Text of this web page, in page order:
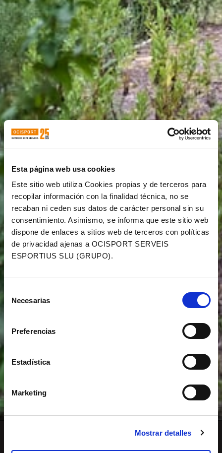
Esta página web usa cookies
Este sitio web utiliza Cookies propias y de terceros para
recopilar información con la finalidad técnica, no se
recaban ni ceden sus datos de carácter personal sin su
consentimiento. Asimismo, se informa que este sitio web
dispone de enlaces a sitios web de terceros con políticas
de privacidad ajenas a OCISPORT SERVEIS
ESPORTIUS SLU (GRUPO).
Necesarias
Preferencias
Estadística
Marketing
Mostrar detalles